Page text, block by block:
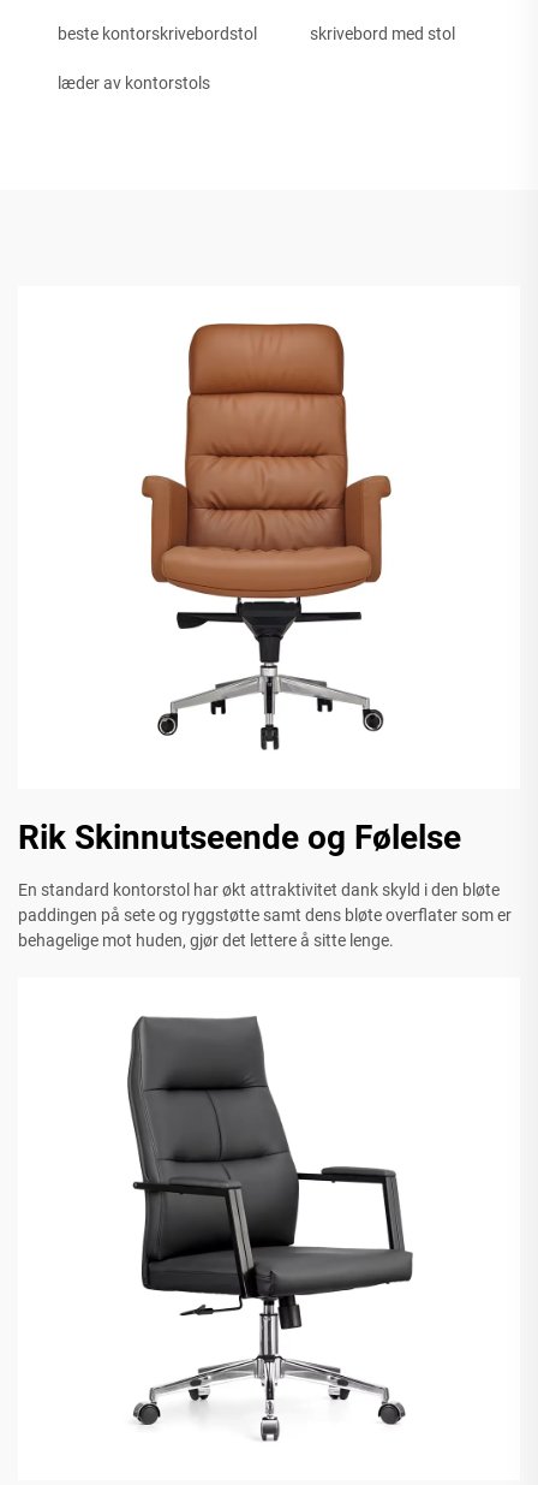
beste kontorskrivebordstol skrivebord med stol
læder av kontorstols
Rik Skinnutseende og Følelse
En standard kontorstol har økt attraktivitet dank skyld i den bløte
paddingen på sete og ryggstøtte samt dens bløte overflater som er
behagelige mot huden, gjør det lettere å sitte lenge.